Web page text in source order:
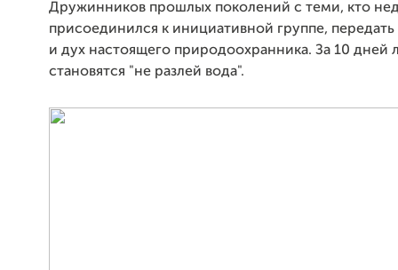
Дружинников прошлых поколений с теми, кто
присоединился к инициативной группе,
и дух настоящего природоохранника. За 10 дней
становятся "не разлей вода".